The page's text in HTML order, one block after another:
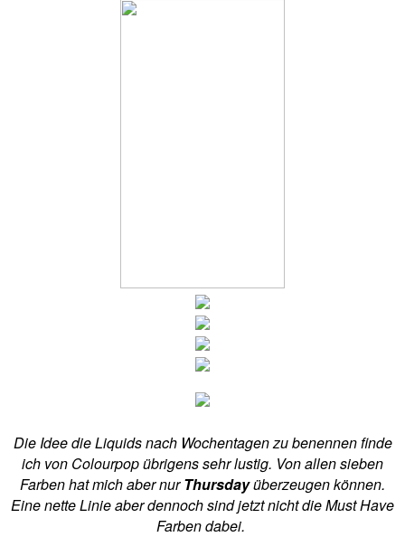
Die Idee die Liquids nach Wochentagen zu benennen finde
ich von Colourpop übrigens sehr lustig. Von allen sieben
Farben hat mich aber nurThursdayüberzeugen können.
Eine nette Linie aber dennoch sind jetzt nicht die Must Have
Farben dabei.